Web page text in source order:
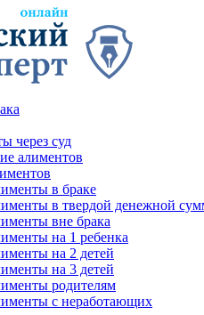
через суд
алиментов
в браке
в твердой денежной
вне брака
на 1 ребенка
на 2 детей
на 3 детей
родителям
с неработающих